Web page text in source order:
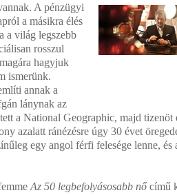
A pénzügyi
a másikra élés
a világ legszebb
rosszul
hagyjuk
ismerünk.
annak a
lánynak az
a National Geographic, majd
azalatt ránézésre úgy 30 évet
egy angol férfi felesége lenne, és
Az 50 legbefolyásosabb nőcímű